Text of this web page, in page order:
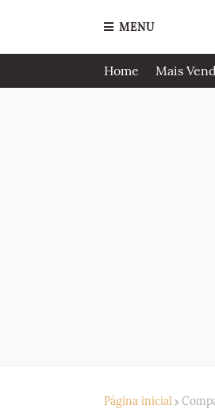
MENU
Home Mais
Página inicial